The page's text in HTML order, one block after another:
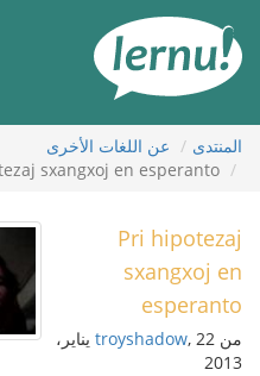
المحتويات
المنتدى
عن اللغات الأخرى
sxangxoj en esperanto
Pri hipotezaj
sxangxoj en
esperanto
من troyshadow , 22 يناير،
2013